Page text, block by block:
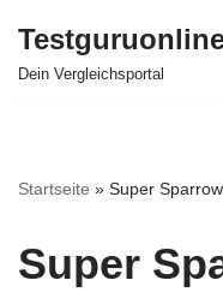
Zum
Dein Vergleichsportal
Startseite » Super
Super